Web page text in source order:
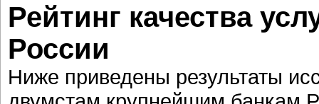
Рейтинг качества
России
Ниже приведены результаты